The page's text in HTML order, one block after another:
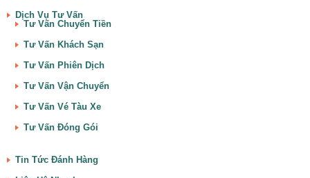
Dịch Vụ Tư Vấn
Tư Vấn Chuyển Tiền
Tư Vấn Khách Sạn
Tư Vấn Phiên Dịch
Tư Vấn Vận Chuyển
Tư Vấn Vé Tàu Xe
Tư Vấn Đóng Gói
Tin Tức Đánh Hàng